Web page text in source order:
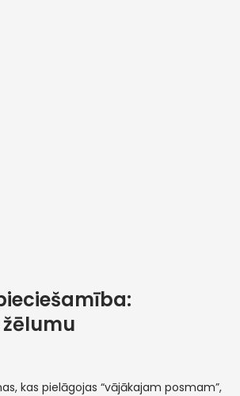
kas pielāgojas “vājākajam posmam”,